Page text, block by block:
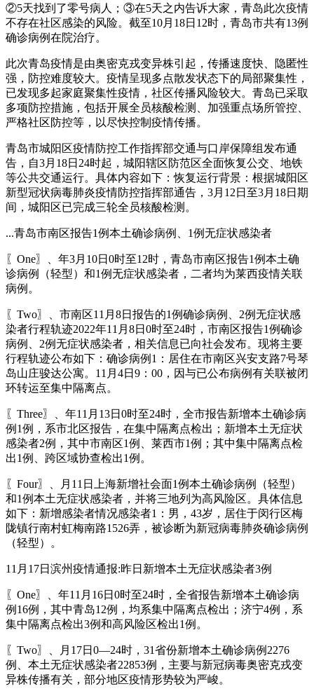
②5天找到了零号病人；③在5天之内告诉大家，青岛此次疫情
不存在社区感染的风险。截至10月18日12时，青岛市共有13例
确诊病例在院治疗。
此次青岛疫情是由奥密克戎变异株引起，传播速度快、隐匿性
强，防控难度较大。疫情呈现多点散发状态下的局部聚集性，
已发现多起家庭聚集性疫情，社区传播风险较大。青岛已采取
多项防控措施，包括开展全员核酸检测、加强重点场所管控、
严格社区防控等，以尽快控制疫情传播。
青岛市城阳区疫情防控工作指挥部交通与口岸保障组发布通
告，自3月18日24时起，城阳辖区防范区全面恢复公交、地铁
等公共交通运行。具体内容如下：恢复运行背景：根据城阳区
新型冠状病毒肺炎疫情防控指挥部通告，3月12日至3月18日期
间，城阳区已完成三轮全员核酸检测。
...青岛市南区报告1例本土确诊病例、1例无症状感染者
〖One〗、年3月10日0时至12时，青岛市南区报告1例本土确
诊病例（轻型）和1例无症状感染者，二者均为莱西疫情关联
病例。
〖Two〗、市南区11月8日报告的1例确诊病例、2例无症状感
染者行程轨迹2022年11月8日0时至24时，市南区报告1例确诊
病例、2例无症状感染者，相关信息已向社会发布。现将主要
行程轨迹公布如下：确诊病例1：居住在市南区兴安支路7号琴
岛山庄骏达公寓。11月4日9：00，因与已公布病例有关联被闭
环转运至集中隔离点。
〖Three〗、年11月13日0时至24时，全市报告新增本土确诊病
例1例，系市北区报告，在集中隔离点检出；新增本土无症状
感染者2例，其中市南区1例、莱西市1例；其中集中隔离点检
出1例、跨区域协查检出1例。
〖Four〗、月11日上海新增社会面1例本土确诊病例（轻型）
和1例本土无症状感染者，并将三地列为高风险区。具体信息
如下：新增感染者情况感染者1：男，43岁，居住于闵行区梅
陇镇行南村虹梅南路1526弄，被诊断为新冠病毒肺炎确诊病例
（轻型）。
11月17日滨州疫情通报:昨日新增本土无症状感染者3例
〖One〗、年11月16日0时至24时，全省报告新增本土确诊病
例16例，其中青岛12例，均系集中隔离点检出；济宁4例，系
集中隔离点检出3例和高风险区检出1例。
〖Two〗、月17日0—24时，31省份新增本土确诊病例2276
例、本土无症状感染者22853例，主要与新冠病毒奥密克戎变
异株传播有关，部分地区疫情形势较为严峻。